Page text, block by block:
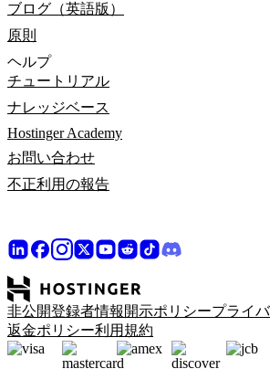
ブログ（英語版）
原則
ヘルプ
チュートリアル
ナレッジベース
Hostinger Academy
お問い合わせ
不正利用の報告
非公開登録者情報開示ポリシープライ
返金ポリシー利用規約